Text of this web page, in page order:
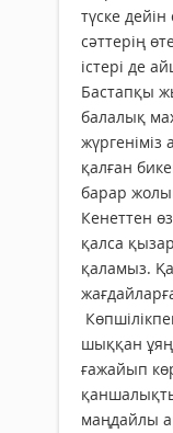
түске
сәттерің
істері де
Бастапқы
балалық
жүргеніміз
қалған
барар
Кенеттен
қалса
қаламыз.
шыққан
ғажайып
маңдайлы